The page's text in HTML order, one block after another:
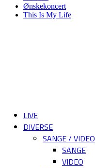
Ønskekoncert
This Is My Life
LIVE
DIVERSE
SANGE / VIDEO
SANGE
VIDEO